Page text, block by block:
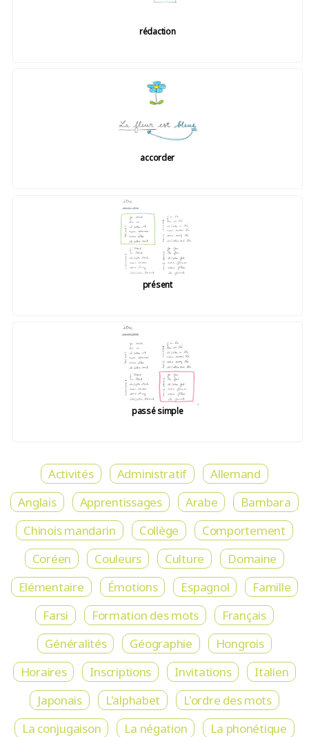
rédaction
accorder
présent
passé simple
Activités Administratif
Allemand
Anglais
Apprentissages Arabe
Bambara
Chinois mandarin
Collège
Comportement
Coréen
Couleurs Culture
Domaine
Elémentaire
Émotions Espagnol
Famille
Farsi
Formation des mots
Français
Généralités
Géographie
Hongrois
Horaires
Inscriptions Invitations
Italien
Japonais
L'alphabet
L'ordre des mots
La conjugaison
La négation
La phonétique